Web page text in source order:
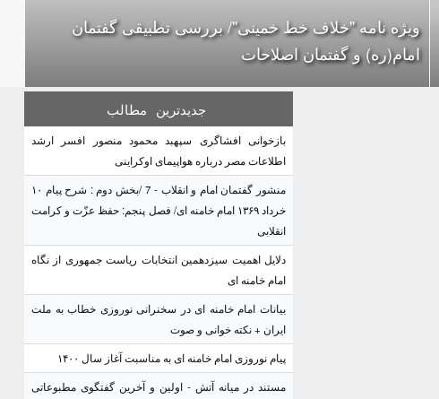
ویژه نامه "خلاف خط خمینی"/ بررسی تطبیقی گفتمان
امام(ره) و گفتمان اصلاحات
جدیدترین مطالب
بازخوانی افشاگری سپهبد محمود منصور افسر ارشد
اطلاعات مصر درباره هواپیمای اوکراینی
منشور گفتمان امام و انقلاب - 7 /بخش دوم : شرح پیام ۱۰
خرداد ۱۳۶۹ امام خامنه ای/ فصل پنجم: حفظ عزّت و کرامت
انقلابی
دلایل اهمیت سیزدهمین انتخابات ریاست جمهوری از نگاه
امام خامنه ای
بیانات امام خامنه ای در سخنرانی نوروزی خطاب به ملت
ایران + نکته خوانی و صوت
پیام نوروزی امام خامنه ای به مناسبت آغاز سال ۱۴۰۰
مستند در میانه آتش - اولین و آخرین گفتگوی مطبوعاتی